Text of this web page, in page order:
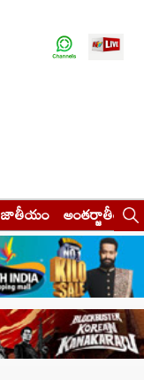
జాతీయం అంతర్జాతీయం